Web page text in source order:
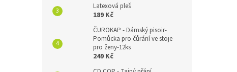
Latexová pleš
189 Kč
ČUROKAP - Dámský pisoir-
Pomůcka pro čůrání ve stoje
pro ženy-12ks
249 Kč